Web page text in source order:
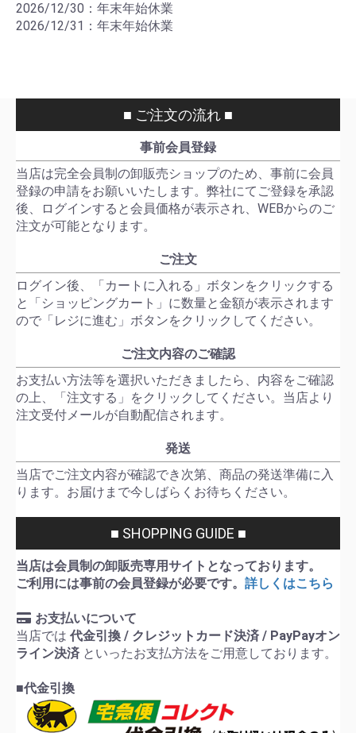
2026/12/30：年末年始休業
2026/12/31：年末年始休業
■ ご注文の流れ ■
事前会員登録
当店は完全会員制の卸販売ショップのため、事前に会員
登録の申請をお願いいたします。弊社にてご登録を承認
後、ログインすると会員価格が表示され、WEBからのご
注文が可能となります。
ご注文
ログイン後、「カートに入れる」ボタンをクリックする
と「ショッピングカート」に数量と金額が表示されます
ので「レジに進む」ボタンをクリックしてください。
ご注文内容のご確認
お支払い方法等を選択いただきましたら、内容をご確認
の上、「注文する」をクリックしてください。当店より
注文受付メールが自動配信されます。
発送
当店でご注文内容が確認でき次第、商品の発送準備に入
ります。お届けまで今しばらくお待ちください。
■ SHOPPING GUIDE ■
当店は会員制の卸販売専用サイトとなっております。
ご利用には事前の会員登録が必要です。 詳しくはこちら
お支払いについて
当店では 代金引換 / クレジットカード決済 / PayPayオン
ライン決済 といったお支払方法をご用意しております。
■代金引換